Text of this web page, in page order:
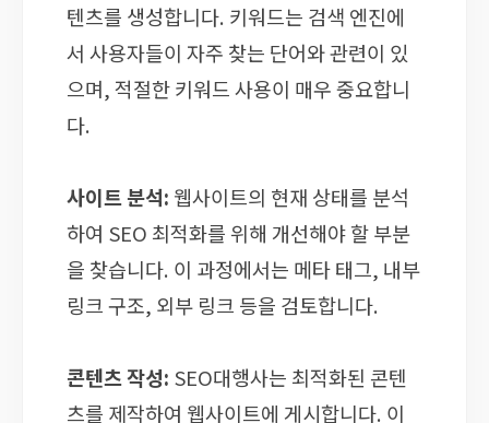
텐츠를 생성합니다. 키워드는 검색 엔진에
서 사용자들이 자주 찾는 단어와 관련이 있
으며, 적절한 키워드 사용이 매우 중요합니
다.
사이트 분석: 웹사이트의 현재 상태를 분석
하여 SEO 최적화를 위해 개선해야 할 부분
을 찾습니다. 이 과정에서는 메타 태그, 내부
링크 구조, 외부 링크 등을 검토합니다.
콘텐츠 작성: SEO대행사는 최적화된 콘텐
츠를 제작하여 웹사이트에 게시합니다. 이